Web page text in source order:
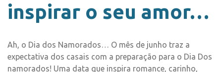
inspirar o seu amor…
Ah, o Dia dos Namorados… O mês de junho traz a
expectativa dos casais com a preparação para o Dia Dos
namorados! Uma data que inspira romance, carinho,